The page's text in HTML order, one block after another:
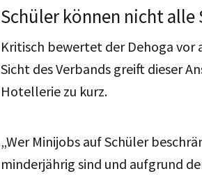
Schüler können nicht
Kritisch bewertet der Dehoga vor
Sicht des Verbands greift dieser
Hotellerie zu kurz.
„Wer Minijobs auf Schüler
minderjährig sind und aufgrund